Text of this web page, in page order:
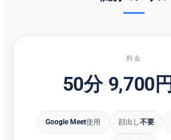
料金
50分/9,700円
Google Meet使用 顔出し不要